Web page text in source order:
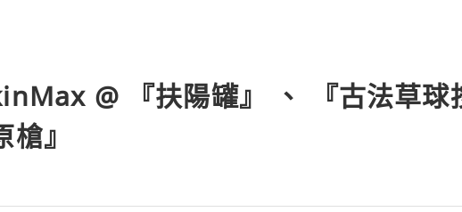
@ 『扶陽罐』 、 『古法草球
槍』